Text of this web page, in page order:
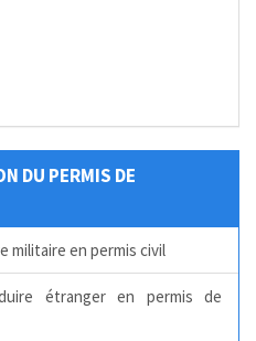
DU PERMIS DE
militaire en permis civil
étranger en permis de